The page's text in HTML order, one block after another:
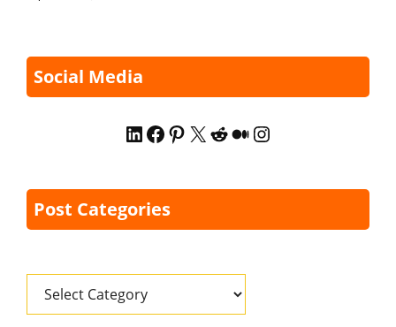
Social Media
LinkedIn
Facebook
Pinterest
X Reddit
Medium
Instagram
Post Categories